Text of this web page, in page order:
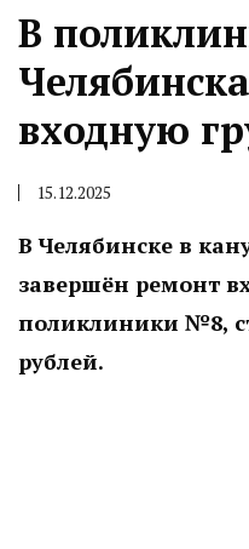
В
входную
15.12.2025
В Челябинске в
завершён ремонт
поликлиники №8,
рублей.